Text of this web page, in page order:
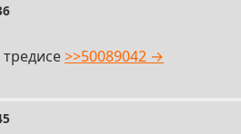
>>50089042 →